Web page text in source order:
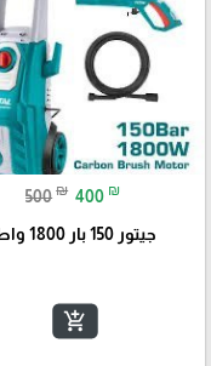
500 ₪ 400 ₪
جيتور 150 بار 1800 واط
add_shopping_cart